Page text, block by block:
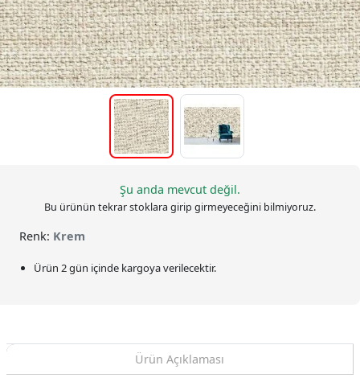
Şu anda mevcut değil.
Bu ürünün tekrar stoklara girip girmeyeceğini bilmiyoruz.
Renk: Krem
Ürün 2 gün içinde kargoya verilecektir.
Ürün Açıklaması